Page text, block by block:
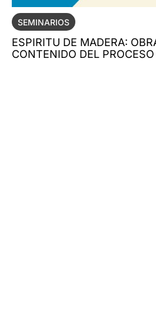
SEMINARIOS
ESPIRITU DE MADERA:
CONTENIDO DEL PROCESO